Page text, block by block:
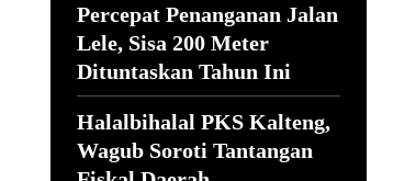
Percepat Penanganan Jalan
Lele, Sisa 200 Meter
Dituntaskan Tahun Ini
Halalbihalal PKS Kalteng,
Wagub Soroti Tantangan